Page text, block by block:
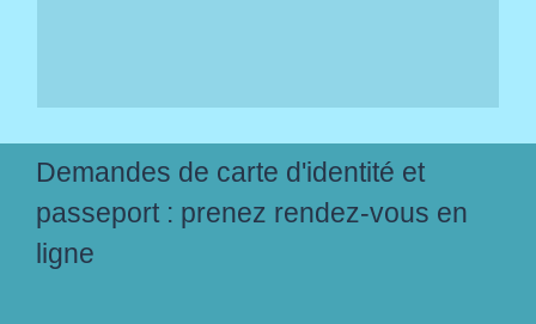
Demandes de carte d'identité et
passeport : prenez rendez-vous en
ligne